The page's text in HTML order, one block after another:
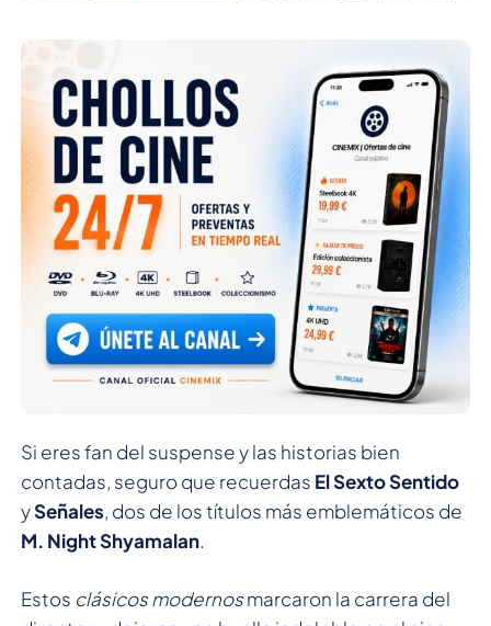
Si eres fan del suspense y las historias bien
contadas, seguro que recuerdas El Sexto Sentido
ySeñales, dos de los títulos más emblemáticos de
M. Night Shyamalan.
Estos clásicos modernosmarcaron la carrera del